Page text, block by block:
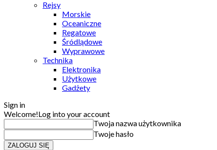
Rejsy
Morskie
Oceaniczne
Regatowe
Śródlądowe
Wyprawowe
Technika
Elektronika
Użytkowe
Gadżety
Sign in
Welcome!Log into your account
Twoja nazwa użytkownika
Twoje hasło